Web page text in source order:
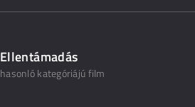
Ellentámadás
hasonló kategóriájú film